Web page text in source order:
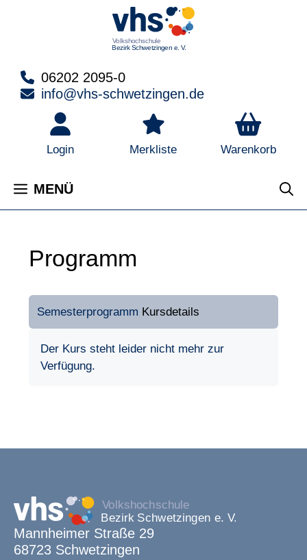
06202 2095-0
info@vhs-schwetzingen.de
Login Merkliste Warenkorb
MENÜ
Programm
Semesterprogramm Kursdetails
Der Kurs steht leider nicht mehr zur
Verfügung.
Mannheimer Straße 29
68723 Schwetzingen